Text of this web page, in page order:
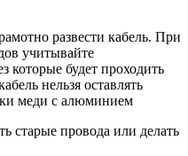
развести кабель. При
учитывайте
которые будет проходить
нельзя оставлять
меди с алюминием
старые провода или делать